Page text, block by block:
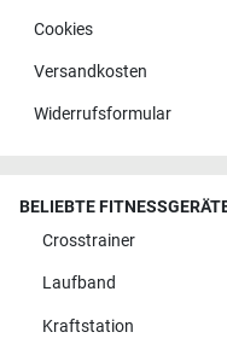
Cookies
Versandkosten
Widerrufsformular
BELIEBTE
Crosstrainer
Laufband
Kraftstation